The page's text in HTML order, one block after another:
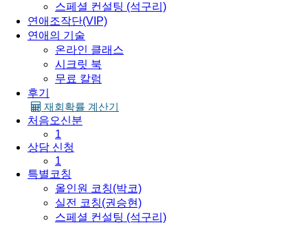
스페셜 컨설팅 (석구리)
연애조작단(VIP)
연애의 기술
온라인 클래스
시크릿 북
무료 칼럼
후기
재회확률 계산기
처음오신분
1
상담 신청
1
특별코칭
올인원 코칭(박코)
실전 코칭(권승현)
스페셜 컨설팅 (석구리)